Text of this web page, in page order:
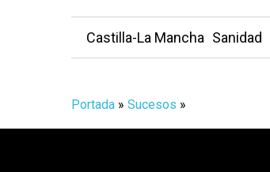
Castilla-La Mancha Sanidad
Portada » Sucesos »